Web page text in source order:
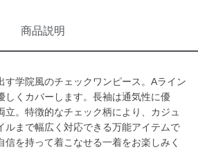
商品説明
す学院風のチェックワンピース。Aライン
しくカバーします。長袖は通気性に優
立。特徴的なチェック柄により、カジュ
ルまで幅広く対応できる万能アイテムで
信を持って着こなせる一着をお楽しみく